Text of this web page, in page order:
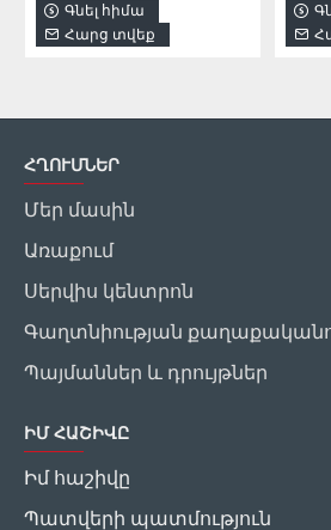
Գնել հիմա
Հարց տվեք
ՀՂՈՒՄՆԵՐ
Մեր մասին
Առաքում
Սերվիս կենտրոն
Գաղտնիության
Պայմաններ և դրույթներ
ԻՄ ՀԱՇԻՎԸ
Իմ հաշիվը
Պատվերի պատմություն